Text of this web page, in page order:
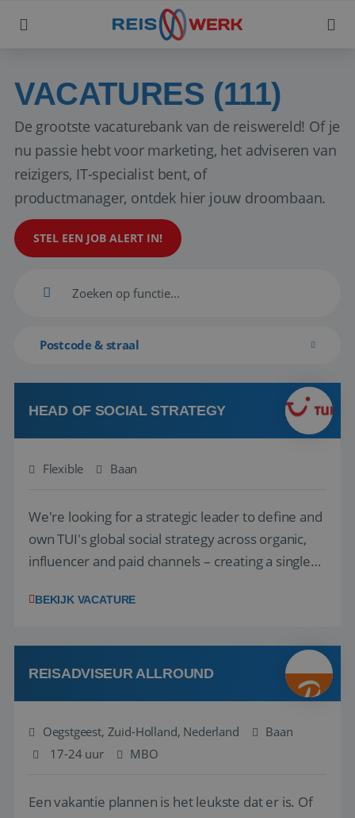
VACATURES (111)
De grootste vacaturebank van de reiswereld! Of je
nu passie hebt voor marketing, het adviseren van
reizigers, IT-specialist bent, of
productmanager, ontdek hier jouw droombaan.
STEL EEN JOB ALERT IN!
Postcode & straal
HEAD OF SOCIAL STRATEGY
Flexible Baan
We're looking for a strategic leader to define and
own TUI's global social strategy across organic,
influencer and paid channels – creating a single
locally. The role will be published until 18 August
Attractive remuneration, discre...
BEKIJK VACATURE
REISADVISEUR ALLROUND
Oegstgeest, Zuid-Holland, Nederland
Baan
17-24 uur
MBO
Een vakantie plannen is het leukste dat er is. Of